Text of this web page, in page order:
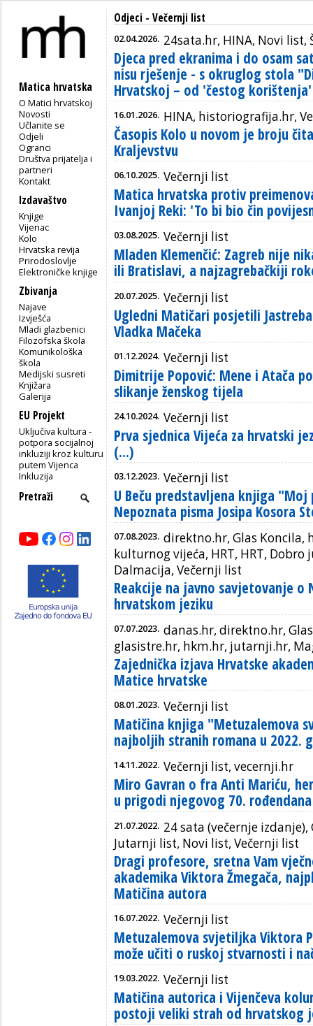
Matica hrvatska
O Matici hrvatskoj
Novosti
Učlanite se
Odjeli
Ogranci
Društva prijatelja i
partneri
Kontakt
Izdavaštvo
Knjige
Vijenac
Kolo
Hrvatska revija
Prirodoslovlje
Elektroničke knjige
Zbivanja
Najave
Izvješća
Mladi glazbenici
Filozofska škola
Komunikološka
škola
Medijski susreti
Knjižara
Galerija
EU Projekt
Uključiva kultura -
potpora socijalnoj
inkluziji kroz kulturu
putem Vijenca
Inkluzija
Odjeci - Večernji list
02.04.2026. 24sata.hr, HINA, Novi
Djeca pred ekranima i do osam
nisu rješenje - s okruglog stola
Hrvatskoj – od 'čestog
16.01.2026. HINA, historiografija.hr,
Časopis Kolo u novom je broju
Kraljevstvu
06.10.2025. Večernji list
Matica hrvatska protiv
Ivanjoj Reki: 'To bi bio čin
03.08.2025. Večernji list
Mladen Klemenčić: Zagreb nije
ili Bratislavi, a najzagrebačkiji
20.07.2025. Večernji list
Ugledni Matičari posjetili
Vladka Mačeka
01.12.2024. Večernji list
Dimitrije Popović: Mene i Atača
slikanje ženskog tijela
24.10.2024. Večernji list
Prva sjednica Vijeća za hrvatski
(...)
03.12.2023. Večernji list
U Beču predstavljena knjiga
Nepoznata pisma Josipa Kosora
07.08.2023. direktno.hr, Glas Koncila,
kulturnog vijeća, HRT, HRT,
Dalmacija, Večernji list
Reakcije na javno savjetovanje
hrvatskom jeziku
07.07.2023. danas.hr, direktno.hr,
glasistre.hr, hkm.hr, jutarnji.hr,
Zajednička izjava Hrvatske
Matice hrvatske
08.01.2023. Večernji list
Matičina knjiga "Metuzalemova
najboljih stranih romana u 2022.
14.11.2022. Večernji list, vecernji.hr
Miro Gavran o fra Anti Mariću,
u prigodi njegovog 70. rođendana
21.07.2022. 24 sata (večernje izdanje),
Jutarnji list, Novi list, Večernji list
Dragi profesore, sretna Vam
akademika Viktora Žmegača,
Matičina autora
16.07.2022. Večernji list
Metuzalemova svjetiljka Viktora
može učiti o ruskoj stvarnosti i
19.03.2022. Večernji list
Matičina autorica i Vijenčeva
postoji veliki strah od hrvatskog